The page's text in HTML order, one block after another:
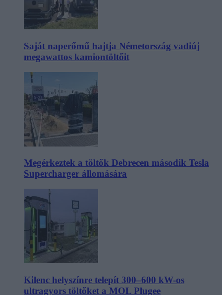
Saját naperőmű hajtja Németország vadiúj
megawattos kamiontöltőit
Megérkeztek a töltők Debrecen második Tesla
Supercharger állomására
Kilenc helyszínre telepít 300–600 kW-os
ultragyors töltőket a MOL Plugee